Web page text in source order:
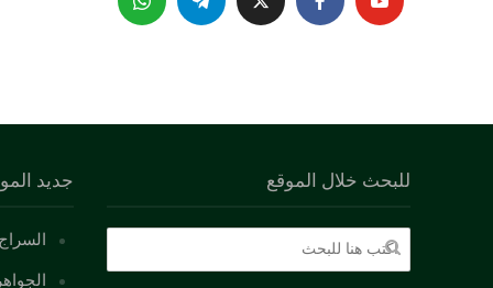
جديد للبحث خلال الموقع